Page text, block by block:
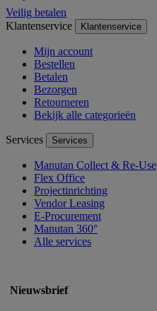
Veilig betalen
Klantenservice
Klantenservice
Mijn account
Bestellen
Betalen
Bezorgen
Retourneren
Bekijk alle categorieën
Services Services
Manutan Collect & Re-Use
Flex Office
Projectinrichting
Vendor Leasing
E-Procurement
Manutan 360°
Alle services
Nieuwsbrief